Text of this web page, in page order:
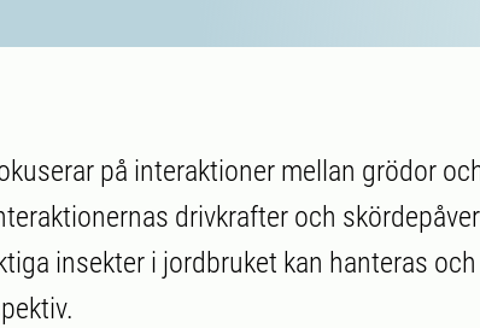
på interaktioner mellan grödor
drivkrafter och
insekter i jordbruket kan hanteras